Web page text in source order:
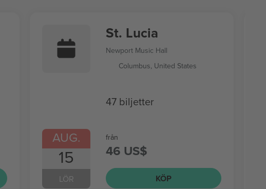
AUG.
15
LÖR
St. Lucia
Newport Music Hall
Columbus, United States
47 biljetter
från
46 US$
KÖP